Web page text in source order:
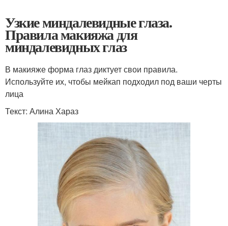
Узкие миндалевидные глаза.
Правила макияжа для
миндалевидных глаз
В макияже форма глаз диктует свои правила.
Используйте их, чтобы мейкап подходил под ваши черты
лица
Текст: Алина Хараз